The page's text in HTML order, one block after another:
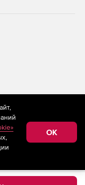
применяются
технологии
к
Федерации)
OK